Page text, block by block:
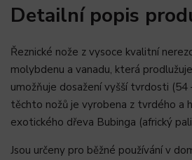
Detailní popis
Řeznické nože z vysoce kvalitní
molybdenu a vanadu, která
umožňuje dosažení vyšší tvrdosti (54
těchto nožů je vyrobena z tvrdého a
exotického dřeva Bubinga (africký
Jsou určeny pro běžné používání v